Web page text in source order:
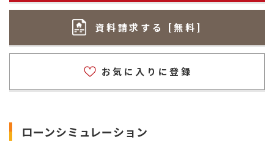
資料請求する [無料]
お気に入りに登録
ローンシミュレーション